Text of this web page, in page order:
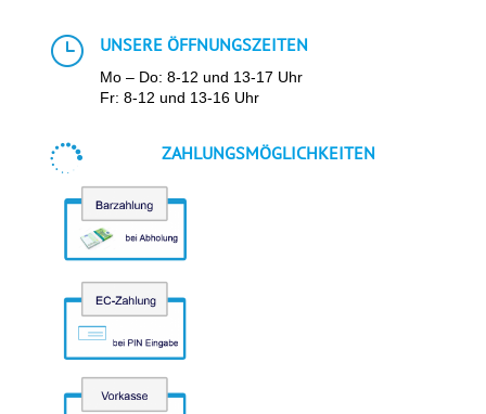
} UNSERE ÖFFNUNGSZEITEN
Mo – Do: 8-12 und 13-17 Uhr
Fr: 8-12 und 13-16 Uhr
 ZAHLUNGSMÖGLICHKEITEN